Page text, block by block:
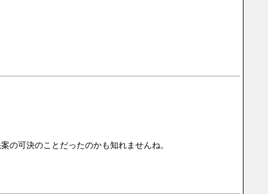
の可決のことだったのかも知れませんね。